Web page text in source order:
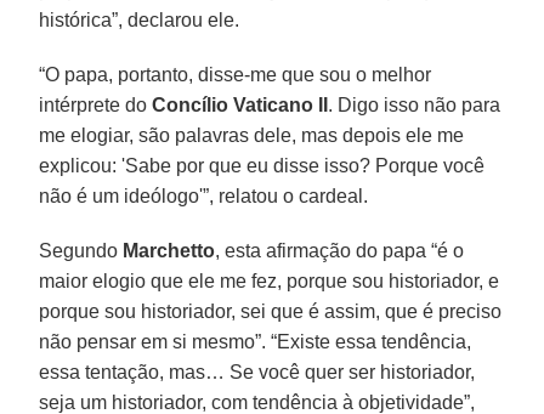
histórica”, declarou ele.
“O papa, portanto, disse-me que sou o melhor
intérprete doConcílio Vaticano
. Digo isso não para
me elogiar, são palavras dele, mas depois ele me
explicou: 'Sabe por que eu disse isso? Porque você
não é um ideólogo'”, relatou o cardeal.
Segundo Marchetto, esta afirmação do papa “é o
maior elogio que ele me fez, porque sou historiador, e
porque sou historiador, sei que é assim, que é preciso
não pensar em si mesmo”. “Existe essa tendência,
essa tentação, mas… Se você quer ser historiador,
seja um historiador, com tendência à objetividade”,